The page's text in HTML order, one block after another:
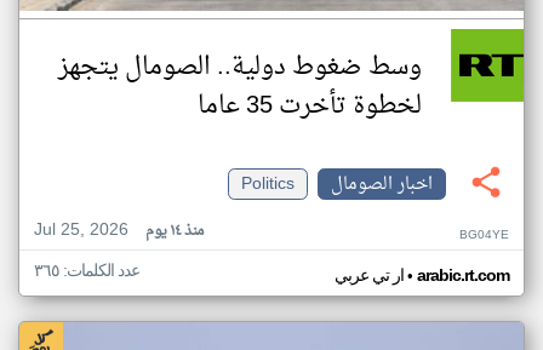
وسط ضغوط دولية.. الصومال يتجهز
لخطوة تأخرت 35 عاما
اخبار الصومال
Politics
Jul 25, 2026
منذ ١٤ يوم BG04YE
ار تي عربي• arabic.rt.com عدد الكلمات: ٣٦٥